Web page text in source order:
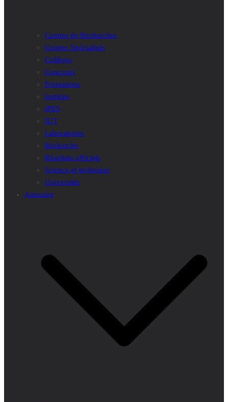
Centres de Recherches
Centres Spécialisés
Collèges
Concours
Formations
Instituts
IPES
IUT
Laboratoires
Recherche
Résultats officiels
Science et technique
Universités
Annuaire